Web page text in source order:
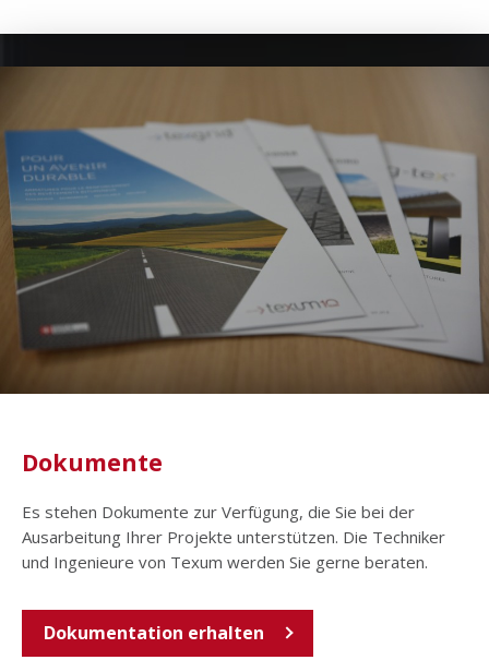
Dokumente
Es stehen Dokumente zur Verfügung, die Sie bei der
Ausarbeitung Ihrer Projekte unterstützen. Die Techniker
und Ingenieure von Texum werden Sie gerne beraten.
Dokumentation erhalten